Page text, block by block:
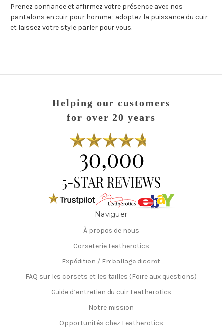
Prenez confiance et affirmez votre présence avec nos
pantalons en cuir pour homme : adoptez la puissance du cuir
et laissez votre style parler pour vous.
Helping our customers
for over 20 years
Naviguer
À propos de nous
Corseterie Leatherotics
Expédition / Emballage discret
FAQ sur les corsets et les tailles (Foire aux questions)
Guide d’entretien du cuir Leatherotics
Notre mission
Opportunités chez Leatherotics